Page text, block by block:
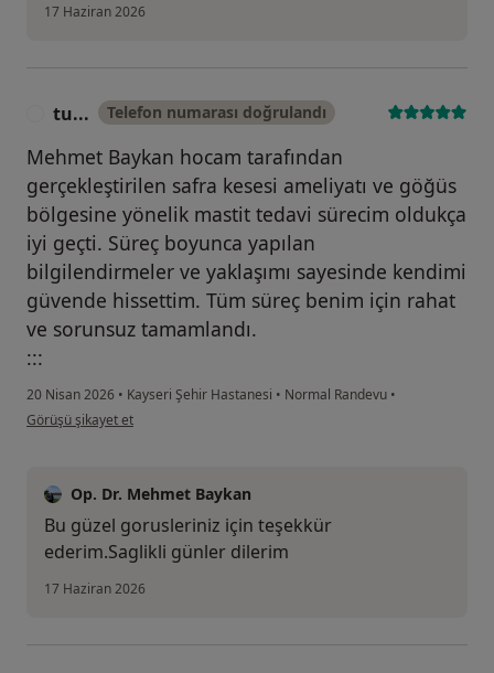
17 Haziran 2026
tu... Telefon numarası doğrulandı
Mehmet Baykan hocam tarafından
gerçekleştirilen safra kesesi ameliyatı ve göğüs
bölgesine yönelik mastit tedavi sürecim oldukça
iyi geçti. Süreç boyunca yapılan
bilgilendirmeler ve yaklaşımı sayesinde kendimi
güvende hissettim. Tüm süreç benim için rahat
ve sorunsuz tamamlandı.
:::
20 Nisan 2026 • Kayseri Şehir Hastanesi • Normal Randevu •
kullanıcının görüşüne göre tu...
Görüşü şikayet et
Op. Dr. Mehmet Baykan
Bu güzel gorusleriniz için teşekkür
ederim.Saglikli günler dilerim
17 Haziran 2026